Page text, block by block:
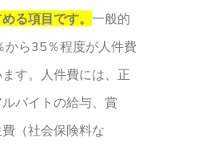
る項目です。 一般的
から35％程度が人件費
す。人件費には、正
バイトの給与、賞
（社会保険料な